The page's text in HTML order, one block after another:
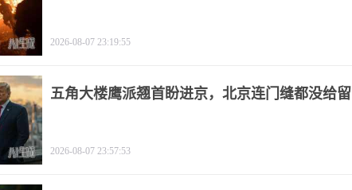
2026-08-07 23:19:55
五角大楼鹰派翘首盼进京，北京连门缝都没给留
2026-08-07 23:57:53